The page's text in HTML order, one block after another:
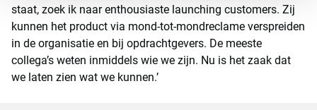
staat, zoek ik naar enthousiaste launching customers. Zij
kunnen het product via mond-tot-mondreclame verspreiden
in de organisatie en bij opdrachtgevers. De meeste
collega’s weten inmiddels wie we zijn. Nu is het zaak dat
we laten zien wat we kunnen.’